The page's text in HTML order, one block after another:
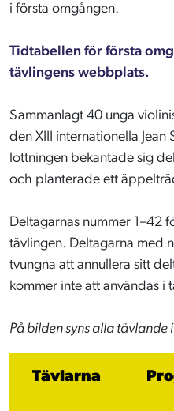
i första omgången.
Tidtabellen för första
tävlingens webbplats.
Sammanlagt 40 unga
den XIII internationella
lottningen bekantade sig
och planterade ett
Deltagarnas nummer 1–42
tävlingen. Deltagarna med
tvungna att annullera sitt
kommer inte att användas i
På bilden syns alla
Tävlarna